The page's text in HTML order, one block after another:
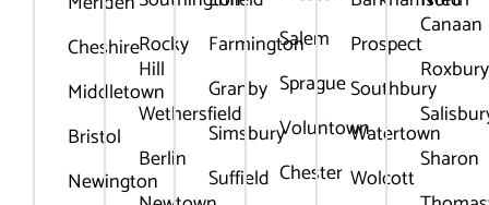
Cheshire
Middletown
Bristol
Newington
Rocky
Hill
Wethersfield
Berlin
Farmington
Granby
Simsbury
Suffield
Salem
Sprague
Voluntown
Chester
Prospect
Southbury
Watertown
Wolcott
Canaan
Roxbury
Sharon